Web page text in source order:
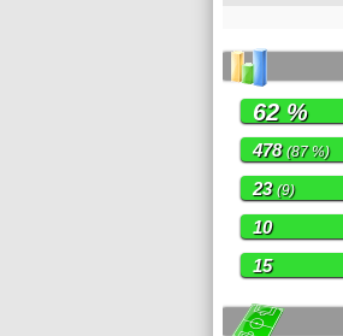
62 %
478(87 %)
23(9)
10
15